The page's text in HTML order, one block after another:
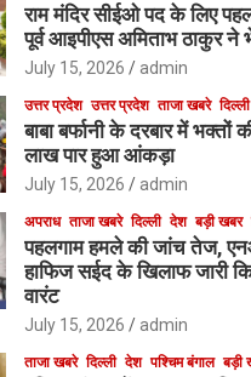
राम मंदिर सीईओ पद के लिए
पूर्व आइपीएस अमिताभ ठाकुर ने
July 15, 2026 admin
उत्तर प्रदेश उत्तर प्रदेश ताजा खबरे दिल्ली
बाबा बर्फानी के दरबार में भक्तों
लाख पार हुआ आंकड़ा
July 15, 2026 admin
अपराध ताजा खबरे दिल्ली देश बड़ी खबर
पहलगाम हमले की जांच तेज,
हाफिज सईद के खिलाफ जारी
वारंट
July 15, 2026 admin
ताजा खबरे दिल्ली देश पश्चिम बंगाल बड़ी